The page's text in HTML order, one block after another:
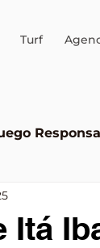
Turf
AEJO
Itá